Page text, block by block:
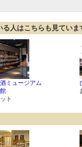
る人はこちらも見ていま
ミュージアム
ト